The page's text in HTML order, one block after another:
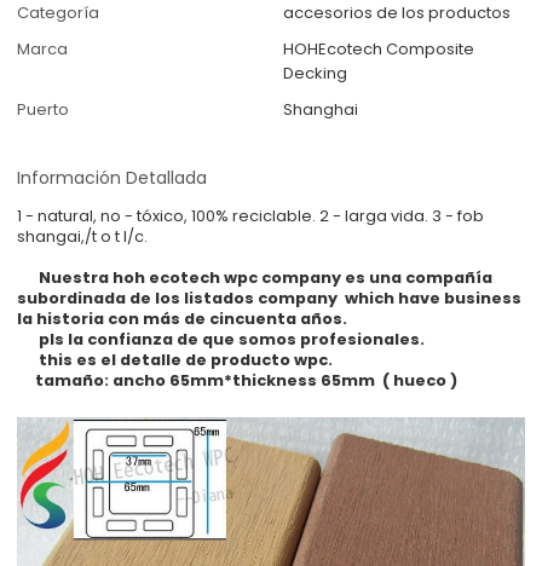
Categoría
accesorios de los productos
Marca
HOHEcotech Composite
Decking
Puerto
Shanghai
Información Detallada
1 - natural, no - tóxico, 100% reciclable. 2 - larga vida. 3 - fob
shangai,/t o t l/c.
Nuestra hoh ecotech wpc company es una compañía
subordinada de los listados company which have business
la historia con más de cincuenta años.
pls la confianza de que somos profesionales.
this es el detalle de producto wpc.
tamaño: ancho 65mm*thickness 65mm ( hueco )